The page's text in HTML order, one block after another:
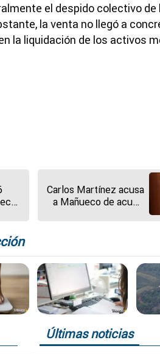
el despido colectivo de
la venta no llegó a
la liquidación de los activos
Carlos Martínez acusa
a Mañueco de acudir
Últimas noticias